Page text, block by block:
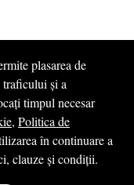
plasarea de
și a
timpul necesar
, Politica de
în continuare a
clauze și condiții.